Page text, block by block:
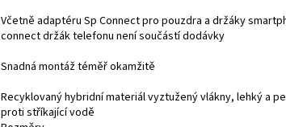
Včetně adaptéru Sp Connect pro pouzdra a držáky
connect držák telefonu není součástí dodávky
Snadná montáž téměř okamžitě
Recyklovaný hybridní materiál vyztužený vlákny, lehký a
proti stříkající vodě